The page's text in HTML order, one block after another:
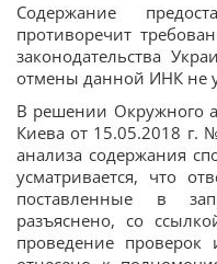
Содержание
противоречит
законодательства
отмены данной ИНК не
В решении Окружного
Киева от 15.05.2018 г.
анализа содержания
усматривается, что
поставленные в
разъяснено, со
проведение проверок